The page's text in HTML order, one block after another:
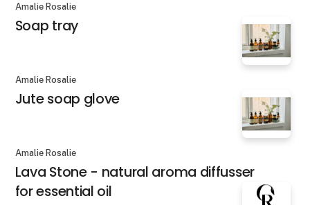
Amalie Rosalie
Soap tray
Amalie Rosalie
Jute soap glove
Amalie Rosalie
Lava Stone - natural aroma diffusser
for essential oil